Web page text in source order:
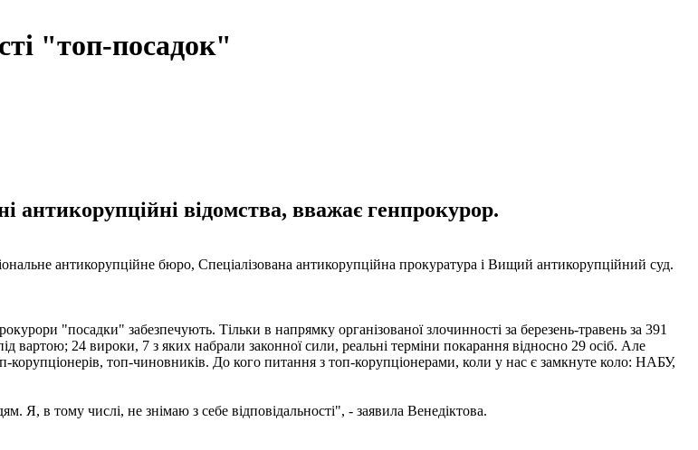
"топ-посадок"
антикорупційні відомства, вважає генпрокурор.
антикорупційне бюро, Спеціалізована антикорупційна прокуратура і Вищий антикорупційний суд.
"посадки" забезпечують. Тільки в напрямку організованої злочинності за березень-травень за 391
24 вироки, 7 з яких набрали законної сили, реальні терміни покарання відносно 29 осіб. Але
корупціонерів, топ-чиновників. До кого питання з топ-корупціонерами, коли у нас є замкнуте коло: НАБУ,
в тому числі, не знімаю з себе відповідальності", - заявила Венедіктова.